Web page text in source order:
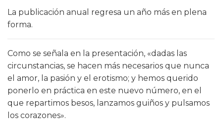
La publicación anual regresa un año más en plena
forma.
Como se señala en la presentación, «dadas las
circunstancias, se hacen más necesarios que nunca
el amor, la pasión y el erotismo; y hemos querido
ponerlo en práctica en este nuevo número, en el
que repartimos besos, lanzamos guiños y pulsamos
los corazones».